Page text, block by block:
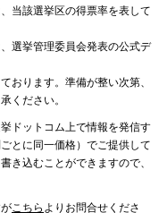
当該選挙区の得票率を表して
選挙管理委員会発表の公式デ
おります。準備が整い次第、
ください。
ドットコム上で情報を発信す
とに同一価格）でご提供して
き込むことができますので、
こちら よりお問合せくださ